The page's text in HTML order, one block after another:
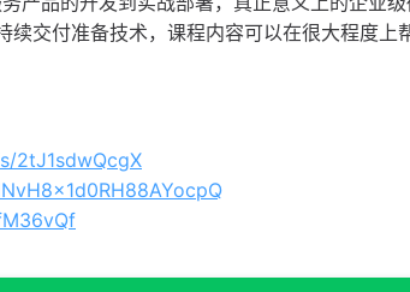
续交付准备技术，课程内容可以在很大程度
2tJ1sdwQcgX